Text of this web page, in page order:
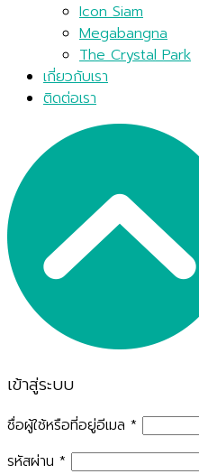
Icon Siam
Megabangna
The Crystal Park
เกี่ยวกับเรา
ติดต่อเรา
เข้าสู่ระบบ
ชื่อผู้ใช้หรือที่อยู่อีเมล *
รหัสผ่าน *